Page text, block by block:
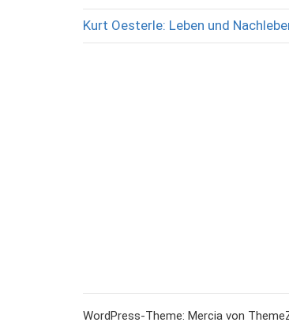
Kurt Oesterle: Leben und
WordPress-Theme: Mercia von